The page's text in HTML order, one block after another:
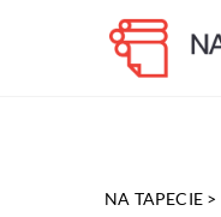
NA TAPECIE >